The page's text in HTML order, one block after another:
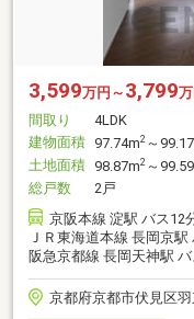
3,599万円～ 3,799
間取り
4LDK
建物面積 97.74m2 ～
土地面積 98.87m2 ～
総戸数
2戸
京阪本線 淀駅 バス12
ＪＲ東海道本線 長岡京
阪急京都線 長岡天神駅
京都府京都市伏見区